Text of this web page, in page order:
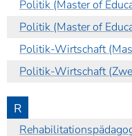
Politik (Master of
Politik (Master of
Politik-Wirtschaft
Politik-Wirtschaft
R